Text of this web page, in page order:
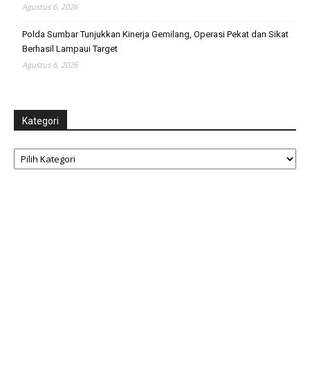
Agustus 6, 2026
Polda Sumbar Tunjukkan Kinerja Gemilang, Operasi Pekat dan Sikat
Berhasil Lampaui Target
Agustus 6, 2026
Kategori
Kategori